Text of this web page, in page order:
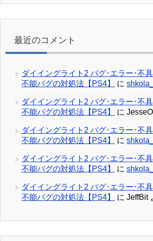
最近のコメント
ダイイングライト2 バグ･エラー･不
不能バグの対処法【PS4】
に
ダイイングライト2 バグ･エラー･不
不能バグの対処法【PS4】
に
ダイイングライト2 バグ･エラー･不
不能バグの対処法【PS4】
に
ダイイングライト2 バグ･エラー･不
不能バグの対処法【PS4】
に
ダイイングライト2 バグ･エラー･不
不能バグの対処法【PS4】
に JeffBit